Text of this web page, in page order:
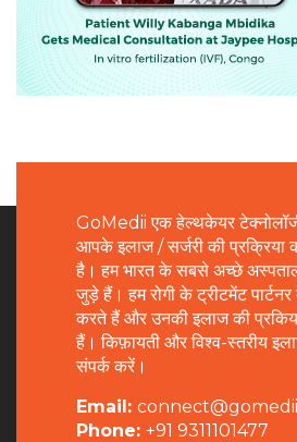
GoMedii एक हेल्थकेयर
आपके इलाज / सर्जरी की प्रक्रिया
है। हम भारत के सबसे अच्छे
जुड़े हैं। हम रोगी के ट्रीटमेंट
करते हैं और उनकी इलाज की
हैं। किफ़ायती और विश्व-स्तरीय
संपर्क करें।
Email:
Phone: +91 9311101477